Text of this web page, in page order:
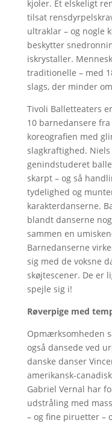
kjoler. Et elskeligt
tilsat
ultraklar – og nogle
beskytter
iskrystaller.
traditionelle – med
slags, der minder om
Tivoli Balletteaters
10 barnedansere
koreografien med
slagkraftighed.
genindstuderet
skarpt – og så
tydelighed og
karakterdanserne.
blandt danserne
sammen en
Barnedanserne
sig med de voksne
skøjtescener. De er
spejle sig i!
Røverpige med
Opmærksomheden
også dansede ved
danske danser
amerikansk-
Gabriel Vernal har
udstråling med
– og fine piruetter –